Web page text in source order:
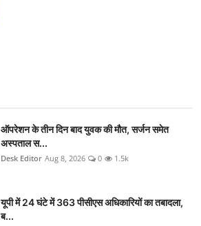
ऑपरेशन के तीन दिन बाद युवक की मौत, सर्जन समेत
अस्पताल स...
Desk Editor Aug 8, 2026 0 1.5k
यूपी में 24 घंटे में 363 पीसीएस अधिकारियों का तबादला,
ब...